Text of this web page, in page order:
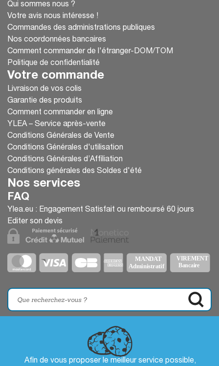
Afin de vous proposer le meilleur service possible,
Qui sommes nous ?
Votre avis nous intéresse !
Commandes des administrations publiques
Nos coordonnées bancaires
Comment commander de l'étranger-DOM/TOM
Politique de confidentialité
Votre commande
Livraison de vos colis
Garantie des produits
Comment commander en ligne
YLEA – Service après-vente
Conditions Générales de Vente
Conditions Générales d'utilisation
Conditions Générales d’Affiliation
Conditions générales des Soldes d'été
Nos services
FAQ
Ylea.eu : Engagement Satisfait ou remboursé 60 jours
Editer son devis